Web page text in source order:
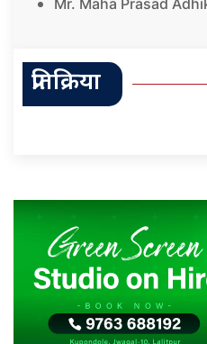
प्रतिक्रिया